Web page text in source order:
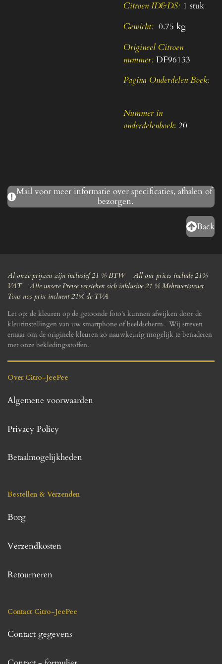
Citroen ID&DS: 1 stuk
Gewicht: 0.75 kg
Origineel Citroen
nummer: DF96133
Pagina Onderdelen Boek:
Nummer in
onderdelenboek: 20
Mail voor meer informatie over specificaties, afhalen of
bezorgen.
Back
Al onze prijzen zijn inclusief 21 % BTW All our prices include 21%
VAT Alle unsere Preise verstehen sich inklusive 21 % Mehrwertsteuer
Tous nos prix incluent 21% de TVA
Let op: de kleuren op de getoonde foto's kunnen afwijken door de
kleurinstellingen van uw smartphone of beeldscherm. Wij streven
ernaar om de originele kleuren zo nauwkeurig mogelijk te benaderen
met onze bekledingsstoffen.
Over Citro-JeePee
Algemene voorwaarden
Privacy Policy
Betaalmogelijkheden
Bestellen & Verzenden
Borg
Verzendkosten
Retourneren
Contact Citro-JeePee
Contact gegevens